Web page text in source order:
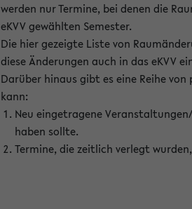
werden nur Termine, bei denen die
eKVV gewählten Semester.
Die hier gezeigte Liste von
diese Änderungen auch in das eKVV
Darüber hinaus gibt es eine Reihe
kann:
Neu eingetragene
haben sollte.
Termine, die zeitlich verlegt